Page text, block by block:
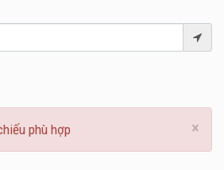
×
phù hợp